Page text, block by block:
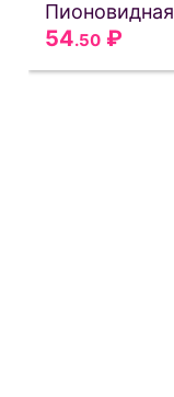
Пионовидная
54.50₽